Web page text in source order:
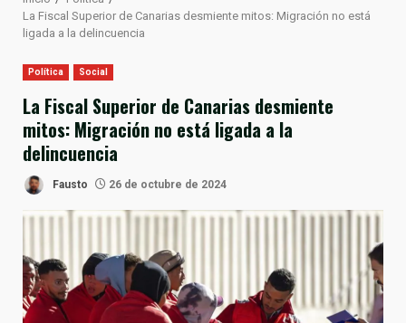
La Fiscal Superior de Canarias desmiente mitos: Migración no está
ligada a la delincuencia
Política Social
La Fiscal Superior de Canarias desmiente
mitos: Migración no está ligada a la
delincuencia
Fausto 26 de octubre de 2024